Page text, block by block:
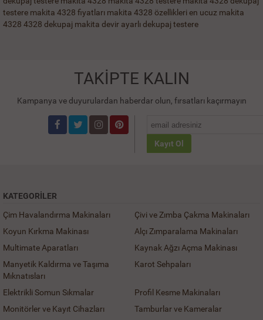
testere makita 4328 fiyatları makita 4328 özellikleri en ucuz makita
4328 4328 dekupaj makita devir ayarlı dekupaj testere
TAKİPTE KALIN
Kampanya ve duyurulardan haberdar olun, fırsatları kaçırmayın
Kayıt Ol
KATEGORILER
Çim Havalandırma Makinaları
Çivi ve Zımba Çakma Makinaları
Koyun Kırkma Makinası
Alçı Zımparalama Makinaları
Multimate Aparatları
Kaynak Ağzı Açma Makinası
Manyetik Kaldırma ve Taşıma
Mıknatısları
Karot Sehpaları
Elektrikli Somun Sıkmalar
Profil Kesme Makinaları
Monitörler ve Kayıt Cihazları
Tamburlar ve Kameralar